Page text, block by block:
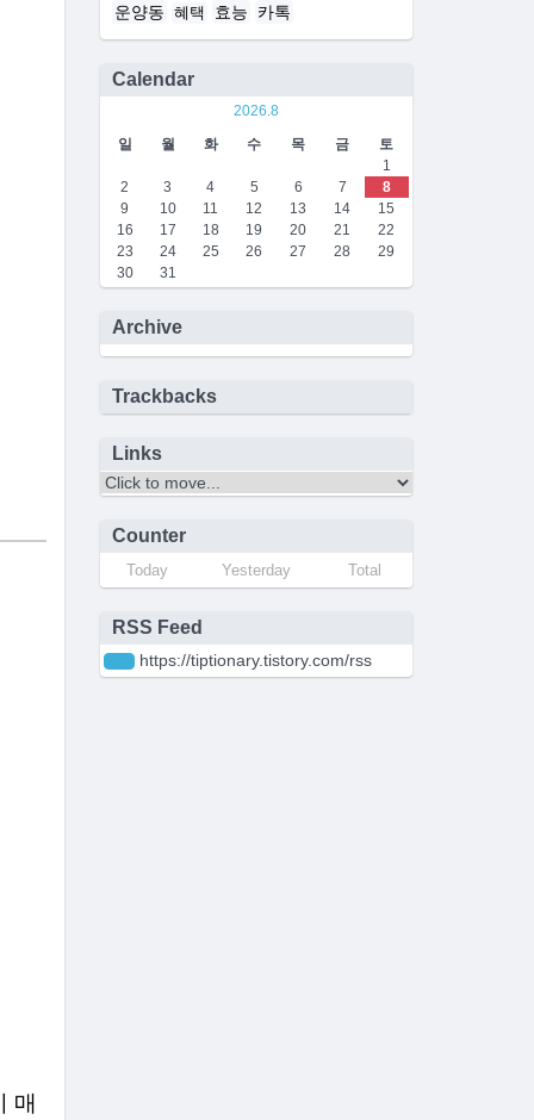
매
운양동 혜택 효능 카톡
Calendar
2026.8
일
월 화 수 목 금
토
1
2
3 4 5 6 7
8
9
10 11 12 13 14
15
16
17 18 19 20 21
22
23
24 25 26 27 28
29
30
31
Archive
Trackbacks
Links
Counter
Today Yesterday Total
RSS Feed
https://tiptionary.tistory.com/rss